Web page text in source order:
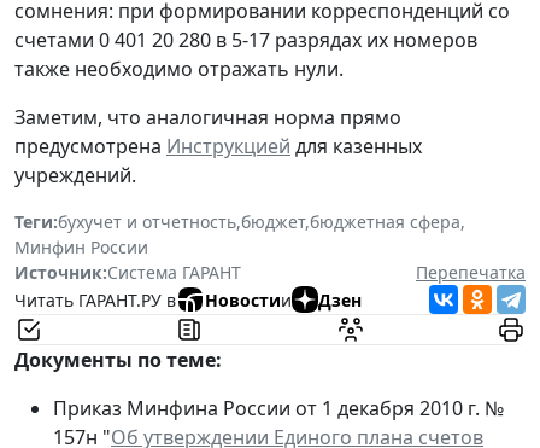
сомнения: при формировании корреспонденций со
счетами 0 401 20 280 в 5-17 разрядах их номеров
также необходимо отражать нули.
Заметим, что аналогичная норма прямо
предусмотрена Инструкцией для казенных
учреждений.
Теги:бухучет и отчетность,бюджет,бюджетная сфера,
Минфин России
Источник:Система ГАРАНТ
Перепечатка
Читать ГАРАНТ.РУ в
Новостии Дзен
Документы по теме:
Приказ Минфина России от 1 декабря 2010 г. №
157н "Об утверждении Единого плана счетов